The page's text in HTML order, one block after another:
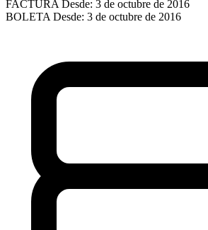
FACTURA Desde: 3 de octubre de 2016
BOLETA Desde: 3 de octubre de 2016